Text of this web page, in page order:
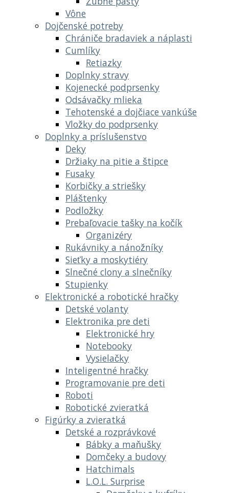
Vône
Dojčenské potreby
Chrániče bradaviek a náplasti
Cumlíky
Retiazky
Doplnky stravy
Kojenecké podprsenky
Odsávačky mlieka
Tehotenské a dojčiace vankúše
Vložky do podprsenky
Doplnky a príslušenstvo
Deky
Držiaky na pitie a štipce
Fusaky
Korbičky a striešky
Pláštenky
Podložky
Prebaľovacie tašky na kočík
Organizéry
Rukávniky a nánožníky
Sieťky a moskytiéry
Slnečné clony a slnečníky
Stupienky
Elektronické a robotické hračky
Detské volanty
Elektronika pre deti
Elektronické hry
Notebooky
Vysielačky
Inteligentné hračky
Programovanie pre deti
Roboti
Robotické zvieratká
Figúrky a zvieratká
Detské a rozprávkové
Bábky a maňušky
Domčeky a budovy
Hatchimals
L.O.L. Surprise